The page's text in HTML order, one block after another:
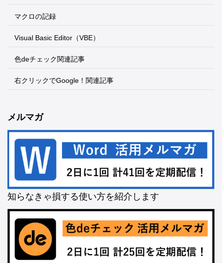
マクロの記録
Visual Basic Editor（VBE）
色deチェック関連記事
右クリックでGoogle！関連記事
メルマガ
知らなきゃ損する使い方を紹介します